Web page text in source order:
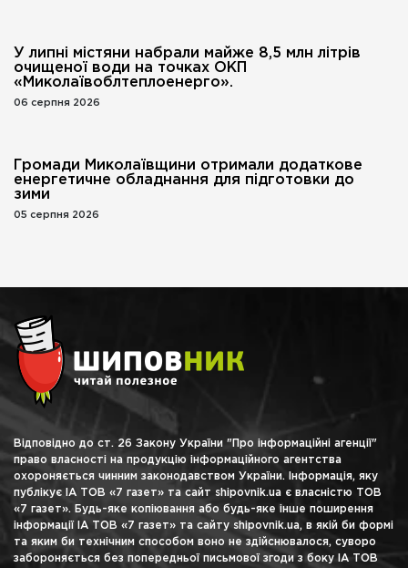
У липні містяни набрали майже 8,5 млн літрів
очищеної води на точках ОКП
«Миколаївоблтеплоенерго».
06 серпня 2026
Громади Миколаївщини отримали додаткове
енергетичне обладнання для підготовки до
зими
05 серпня 2026
Відповідно до ст. 26 Закону України "Про інформаційні агенції"
право власності на продукцію інформаційного агентства
охороняється чинним законодавством України. Інформація, яку
публікує ІА ТОВ «7 газет» та сайт shipovnik.ua є власністю ТОВ
«7 газет». Будь-яке копіювання або будь-яке інше поширення
інформації ІА ТОВ «7 газет» та сайту shipovnik.ua, в якій би формі
та яким би технічним способом воно не здійснювалося, суворо
забороняється без попередньої письмової згоди з боку ІА ТОВ